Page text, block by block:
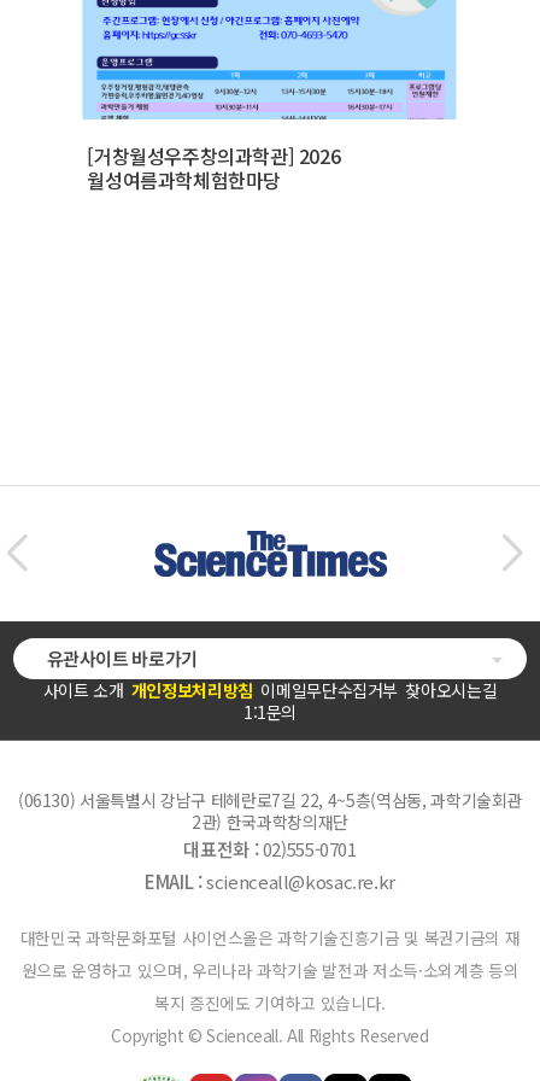
[거창월성우주창의과학관] 2026
월성여름과학체험한마당
사이트 소개 개인정보처리방침 이메일무단수집거부 찾아오시는길
1:1문의
유관사이트 바로가기
(06130) 서울특별시 강남구 테헤란로7길 22, 4~5층(역삼동, 과학기술회관
2관) 한국과학창의재단
대표전화 :02)555-0701
EMAIL :scienceall@kosac.re.kr
대한민국 과학문화포털 사이언스올은 과학기술진흥기금 및 복권기금의 재
원으로 운영하고 있으며, 우리나라 과학기술 발전과 저소득·소외계층 등의
복지 증진에도 기여하고 있습니다.
Copyright © Scienceall. All Rights Reserved